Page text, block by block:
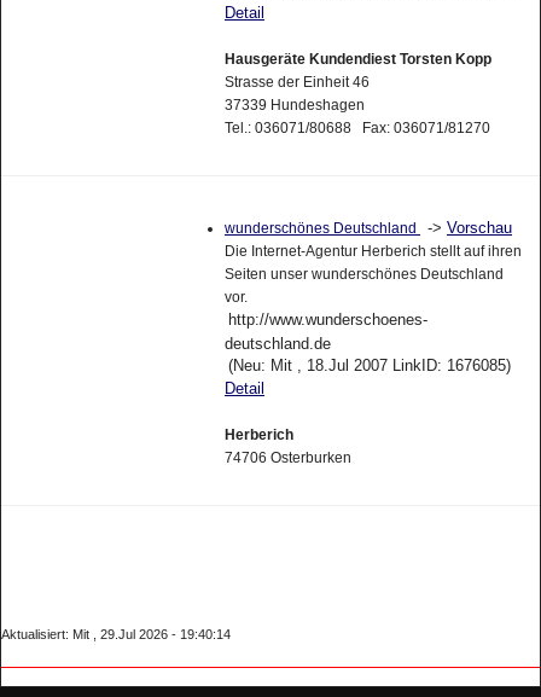
Detail
Hausgeräte Kundendiest Torsten Kopp
Strasse der Einheit 46
37339 Hundeshagen
Tel.: 036071/80688 Fax: 036071/81270
wunderschönes Deutschland -> Vorschau
Die Internet-Agentur Herberich stellt auf ihren
Seiten unser wunderschönes Deutschland
vor.
http://www.wunderschoenes-
deutschland.de
(Neu: Mit , 18.Jul 2007 LinkID: 1676085)
Detail
Herberich
74706 Osterburken
Aktualisiert: Mit , 29.Jul 2026 - 19:40:14